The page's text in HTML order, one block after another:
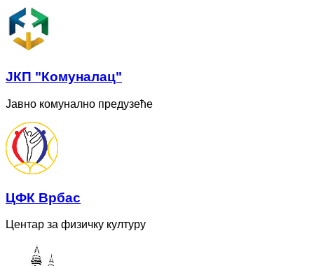
ЈКП "Комуналац"
Јавно комунално предузеће
ЦФК Врбас
Центар за физичку културу